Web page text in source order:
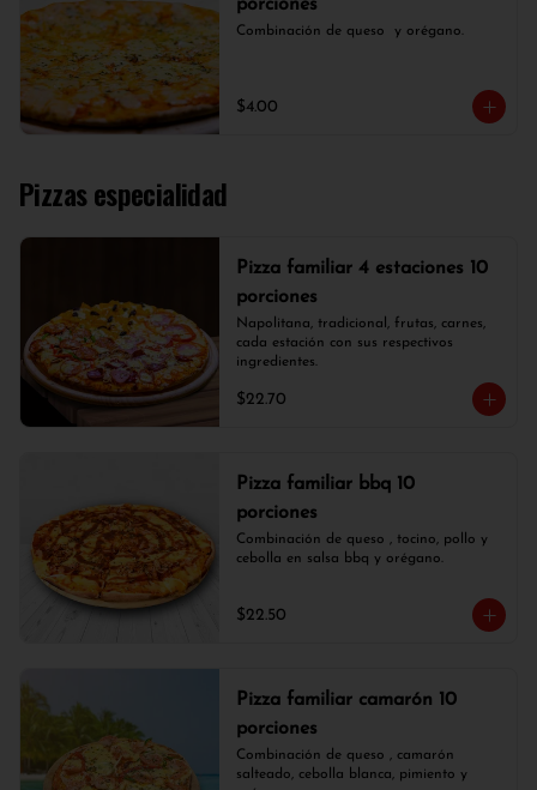
porciones
Combinación de queso  y orégano.
$4.00
Pizzas especialidad
Pizza familiar 4 estaciones 10
porciones
Napolitana, tradicional, frutas, carnes,
cada estación con sus respectivos
ingredientes.
$22.70
Pizza familiar bbq 10
porciones
Combinación de queso , tocino, pollo y
cebolla en salsa bbq y orégano.
$22.50
Pizza familiar camarón 10
porciones
Combinación de queso , camarón
salteado, cebolla blanca, pimiento y